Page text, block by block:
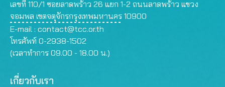
เลขที่ 110/1 ซอยลาดพร้าว 26 แยก 1-2 ถนนลาดพร้าว แขวง
จอมพล เขตจตุจักรกรุงเทพมหานคร 10900
E-mail : contact@tcc.or.th
โทรศัพท์ 0-2938-1502
(เวลาทำการ 09.00 - 18.00 น.)
เกี่ยวกับเรา